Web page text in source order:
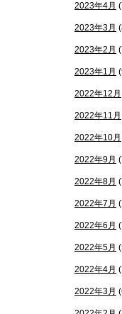
2023年4月
2023年3月
2023年2月
2023年1月
2022年12月
2022年11月
2022年10月
2022年9月
2022年8月
2022年7月
2022年6月
2022年5月
2022年4月
2022年3月